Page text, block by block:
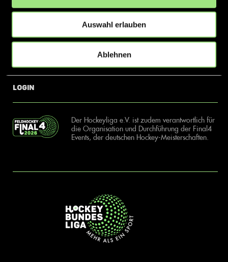
Auswahl erlauben
Ablehnen
der Halle. Insgesamt sind über 60 Vereine unter dem Dach der
Hockeyliga organisiert, sowohl im Herren als auch im Damen
News
Login
Kontakt
Der Hockeyliga e.V. ist zudem verantwortlich für
die Organisation und Durchführung der Final4
Events, der deutschen Hockey-Meisterschaften.